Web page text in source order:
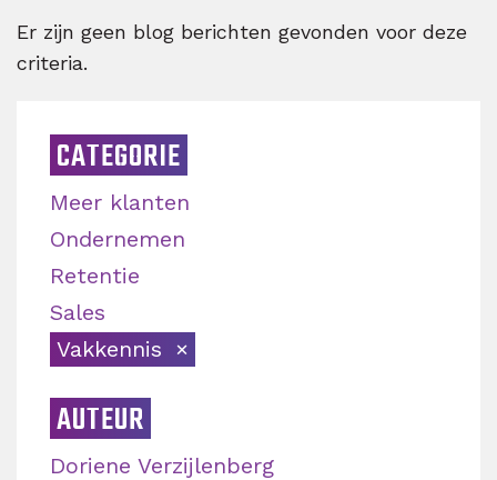
Er zijn geen blog berichten gevonden voor deze
criteria.
CATEGORIE
Meer klanten
Ondernemen
Retentie
Sales
Vakkennis
AUTEUR
Doriene Verzijlenberg